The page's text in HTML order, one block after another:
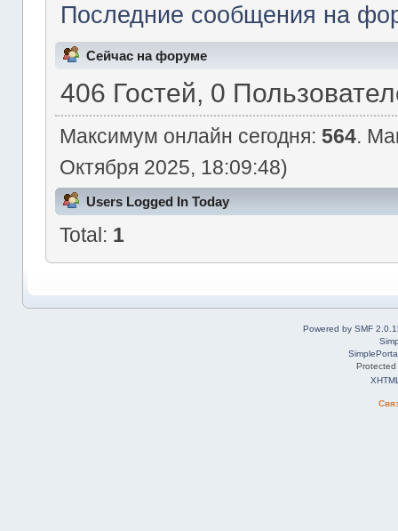
Последние сообщения на
Сейчас на форуме
406 Гостей, 0
Максимум онлайн сегодня: 564.
Октября 2025, 18:09:48)
Users Logged In Today
Total: 1
Powered by SMF